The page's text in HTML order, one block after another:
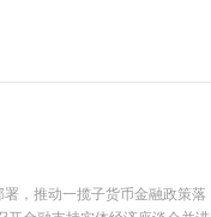
，推动一揽子货币金融政策落